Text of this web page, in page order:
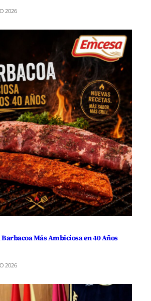
2026
Barbacoa Más Ambiciosa en 40 Años
2026